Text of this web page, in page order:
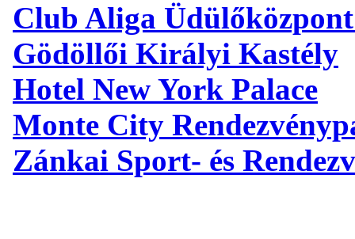
Club Aliga Üdülőközpont
Gödöllői Királyi Kastély
Hotel New York Palace
Monte City
Zánkai Sport- és